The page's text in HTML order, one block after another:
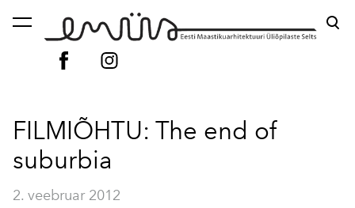
lisati ostukorvi. Vaata ostukorvi
FILMIÕHTU: The end of
suburbia
2. veebruar 2012